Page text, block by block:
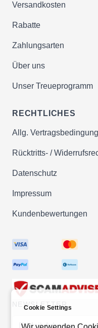
Versandkosten
Rabatte
Zahlungsarten
Über uns
Unser Treueprogramm
RECHTLICHES
Allg.
Rücktritts- /
Datenschutz
Impressum
Kundenbewertungen
NEWSLETTER
Cookie Settings